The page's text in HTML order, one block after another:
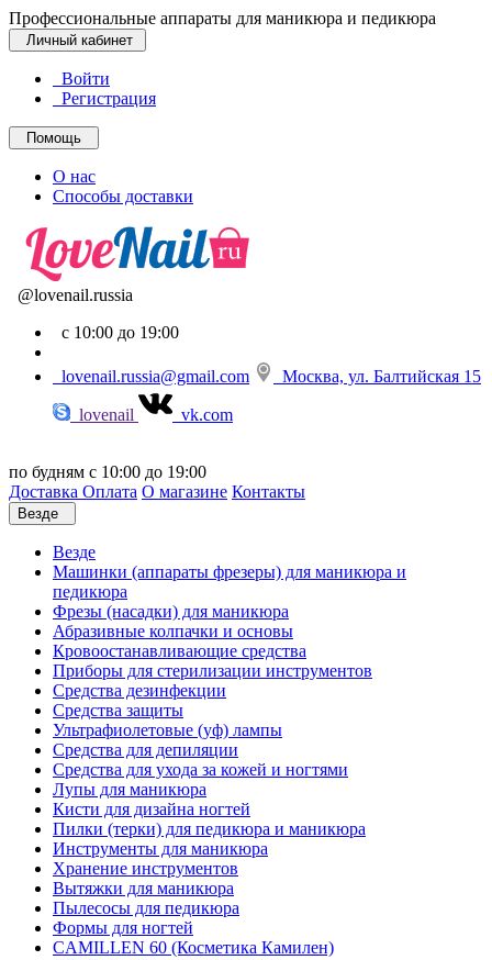
Профессиональные аппараты для маникюра и педикюра
Личный кабинет
Войти
Регистрация
Помощь
О нас
Способы доставки
@lovenail.russia
с 10:00 до 19:00
lovenail.russia@gmail.com Москва, ул. Балтийская 15
lovenail vk.com
по будням с 10:00 до 19:00
Доставка Оплата О магазине Контакты
Везде
Везде
Машинки (аппараты фрезеры) для маникюра и
педикюра
Фрезы (насадки) для маникюра
Абразивные колпачки и основы
Кровоостанавливающие средства
Приборы для стерилизации инструментов
Средства дезинфекции
Средства защиты
Ультрафиолетовые (уф) лампы
Средства для депиляции
Средства для ухода за кожей и ногтями
Лупы для маникюра
Кисти для дизайна ногтей
Пилки (терки) для педикюра и маникюра
Инструменты для маникюра
Хранение инструментов
Вытяжки для маникюра
Пылесосы для педикюра
Формы для ногтей
CAMILLEN 60 (Косметика Камилен)